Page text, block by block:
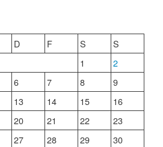
D F S
S
1
2
6 7 8
9
13 14 15
16
20 21 22
23
27 28 29
30